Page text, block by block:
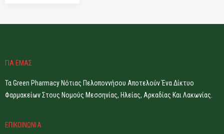
ΓΙΑ ΕΜΑΣ
Τα Green Pharmacy Νότιας Πελοποννήσου Αποτελούν Ένα Δίκτυο
Φαρμακείων Στους Νομούς Μεσσηνίας, Ηλείας, Αρκαδίας Και Λακωνίας.
ΕΠΙΚΟΙΝΩΝΙΑ